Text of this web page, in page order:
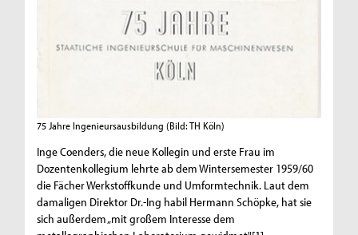
75 Jahre Ingenieursausbildung (Bild: TH Köln)
Inge Coenders, die neue Kollegin und erste Frau im
Dozentenkollegium lehrte ab dem Wintersemester 1959/60
die Fächer Werkstoffkunde und Umformtechnik. Laut dem
damaligen Direktor Dr.-Ing habil Hermann Schöpke, hat sie
sich außerdem „mit großem Interesse dem